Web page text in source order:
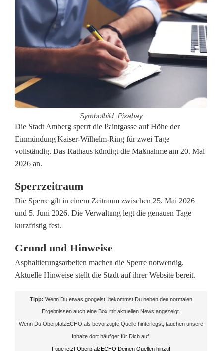
Symbolbild: Pixabay
K
u
r
z
n
o
t
i
e
Die Stadt Amberg sperrt die Paintgasse auf Höhe der
Einmündung Kaiser-Wilhelm-Ring für zwei Tage
vollständig. Das Rathaus kündigt die Maßnahme am 20. Mai
2026 an.
Sperrzeitraum
Die Sperre gilt in einem Zeitraum zwischen 25. Mai 2026
und 5. Juni 2026. Die Verwaltung legt die genauen Tage
kurzfristig fest.
Grund und Hinweise
Asphaltierungsarbeiten machen die Sperre notwendig.
Aktuelle Hinweise stellt die Stadt auf ihrer Website bereit.
Tipp: Wenn Du etwas googelst, bekommst Du neben den normalen
Ergebnissen auch eine Box mit aktuellen News angezeigt.
Wenn Du OberpfalzECHO als bevorzugte Quelle hinterlegst, tauchen unsere
Inhalte dort häufiger für Dich auf.
Füge jetzt OberpfalzECHO Deinen Quellen hinzu!